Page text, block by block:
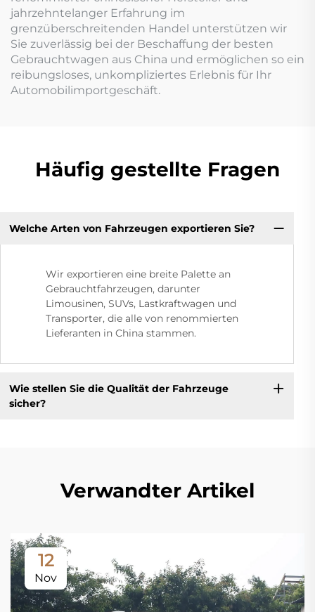
jahrzehntelanger Erfahrung im
grenzüberschreitenden Handel unterstützen wir
Sie zuverlässig bei der Beschaffung der besten
Gebrauchtwagen aus China und ermöglichen so ein
reibungsloses, unkompliziertes Erlebnis für Ihr
Automobilimportgeschäft.
Häufig gestellte Fragen
Welche Arten von Fahrzeugen exportieren Sie?
Wir exportieren eine breite Palette an
Gebrauchtfahrzeugen, darunter
Limousinen, SUVs, Lastkraftwagen und
Transporter, die alle von renommierten
Lieferanten in China stammen.
Wie stellen Sie die Qualität der Fahrzeuge
sicher?
Verwandter Artikel
12
Nov